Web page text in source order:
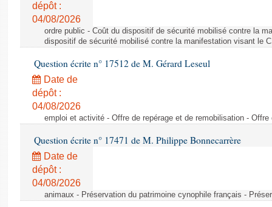
dépôt :
04/08/2026
ordre public - Coût du dispositif de sécurité mobilisé contre la
dispositif de sécurité mobilisé contre la manifestation visant le
Question écrite n° 17512 de M. Gérard Leseul
Date de
dépôt :
04/08/2026
emploi et activité - Offre de repérage et de remobilisation -
Question écrite n° 17471 de M. Philippe Bonnecarrère
Date de
dépôt :
04/08/2026
animaux - Préservation du patrimoine cynophile français -